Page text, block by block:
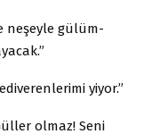
neşeyle gülüm­
yiyor.”
olmaz! Seni